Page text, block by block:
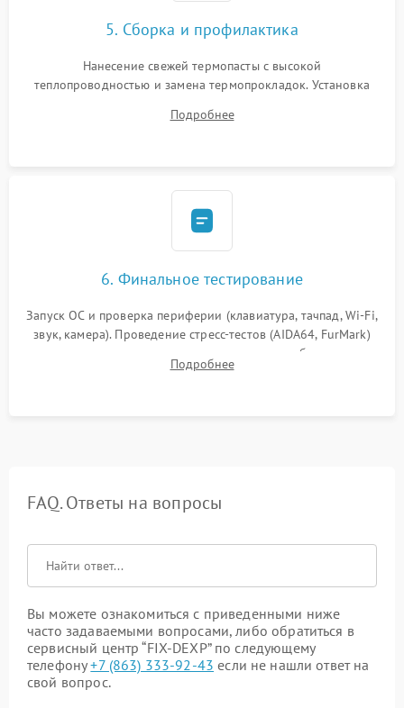
5. Сборка и профилактика
Нанесение свежей термопасты с высокой
теплопроводностью и замена термопрокладок. Установка
шлейфов, модулей памяти и накопителей. Предварительная
Подробнее
6. Финальное тестирование
Запуск ОС и проверка периферии (клавиатура, тачпад, Wi-Fi,
звук, камера). Проведение стресс-тестов (AIDA64, FurMark)
для контроля температурного режима и стабильности
системы под пиковой нагрузкой.
Подробнее
FAQ. Ответы на вопросы
Вы можете ознакомиться с приведенными ниже
часто задаваемыми вопросами, либо обратиться в
сервисный центр “FIX-DEXP” по следующему
телефону+7 (863) 333-92-43 если не нашли ответ на
свой вопрос.